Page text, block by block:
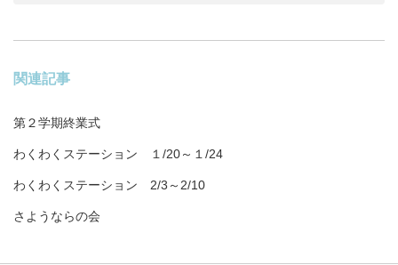
関連記事
第２学期終業式
わくわくステーション １/20～１/24
わくわくステーション 2/3～2/10
さようならの会